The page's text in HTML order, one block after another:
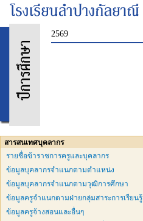
2569
สารสนเทศบุคลากร
รายชื่อข้าราชการครูและบุคลากร
ข้อมูลบุคลากรจำแนกตามตำแหน่ง
ข้อมูลบุคลากรจำแนกตามวุฒิการศึกษา
ข้อมูลครูจำแนกตามฝ่ายกลุ่มสาระการเรียนรู้
ข้อมูลครูจ้างสอนและอื่นๆ